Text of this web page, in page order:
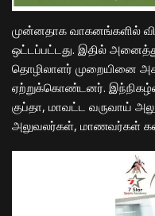
முன்னதாக வாகனங்களில்
ஒட்டப்பட்டது. இதில்
தொழிலாளர் முறையினை
ஏற்றுக்கொண்டனர்.
குப்தா, மாவட்ட வருவாய்
அலுவலர்கள், மாணவர்கள்